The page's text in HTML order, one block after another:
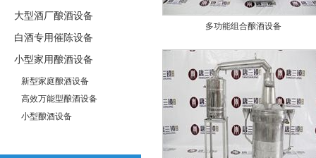
大型酒厂酿酒设备
白酒专用催陈设备
小型家用酿酒设备
新型家庭酿酒设备
高效万能型酿酒设备
小型酿酒设备
多功能组合酿酒设备